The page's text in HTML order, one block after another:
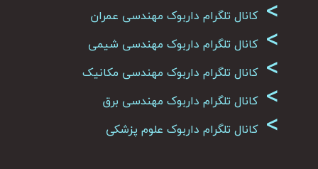
> کانال تلگرام داربوک مهندسی عمران
> کانال تلگرام داربوک مهندسی شیمی
> کانال تلگرام داربوک مهندسی مکانیک
> کانال تلگرام داربوک مهندسی برق
> کانال تلگرام داربوک علوم پزشکی